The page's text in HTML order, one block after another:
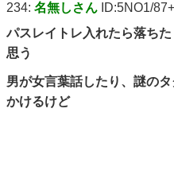
234: 名無しさん ID:5NO1/
パスレイトレ入れたら落ち
思う
男が女言葉話したり、謎の
かけるけど